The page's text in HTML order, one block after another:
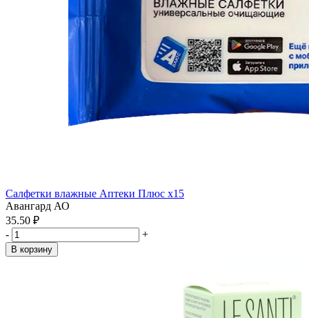
Салфетки влажные Аптеки Плюс x15
Авангард АО
35.50 ₽
-
+
В корзину